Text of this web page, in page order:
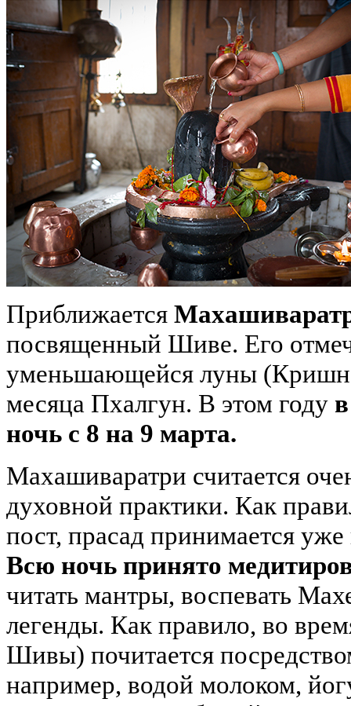
Приближается
посвященный Шиве. Его
уменьшающейся луны
месяца Пхалгун. В этом году
ночь с 8 на 9 марта.
Махашиваратри считается
духовной практики. Как
пост, прасад принимается
Всю ночь принято
читать мантры, воспевать
легенды. Как правило, во
Шивы) почитается
например, водой молоком,